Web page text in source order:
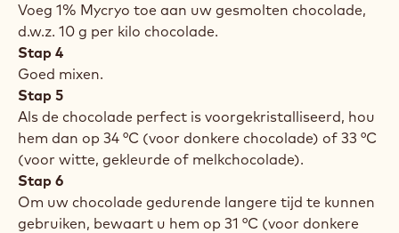
Voeg 1% Mycryo toe aan uw gesmolten chocolade,
d.w.z. 10 g per kilo chocolade.
Stap 4
Goed mixen.
Stap 5
Als de chocolade perfect is voorgekristalliseerd, hou
hem dan op 34 °C (voor donkere chocolade) of 33 °C
(voor witte, gekleurde of melkchocolade).
Stap 6
Om uw chocolade gedurende langere tijd te kunnen
gebruiken, bewaart u hem op 31 °C (voor donkere